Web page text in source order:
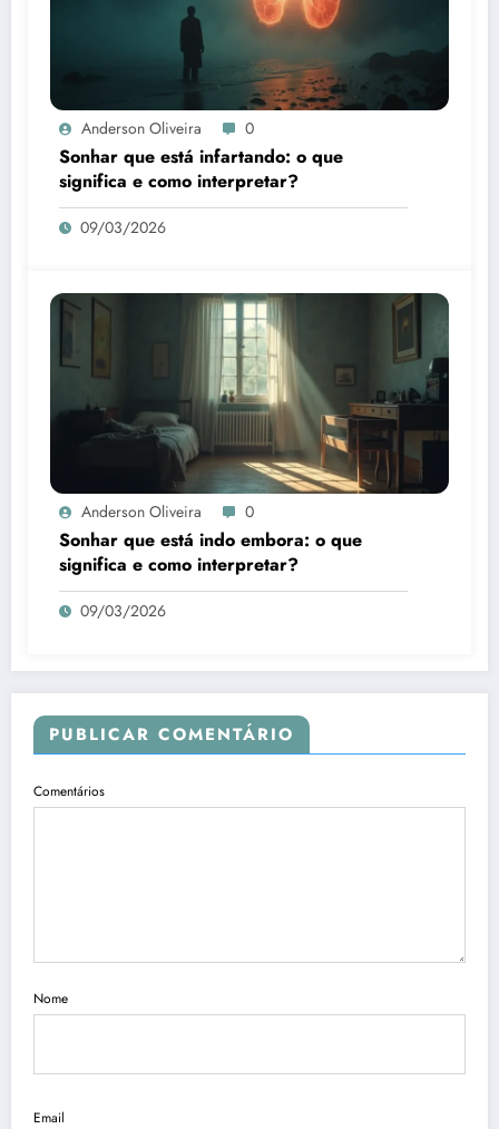
Anderson Oliveira 0
Sonhar que está infartando: o que
significa e como interpretar?
09/03/2026
Anderson Oliveira 0
Sonhar que está indo embora: o que
significa e como interpretar?
09/03/2026
PUBLICAR COMENTÁRIO
Comentários
Nome
Email